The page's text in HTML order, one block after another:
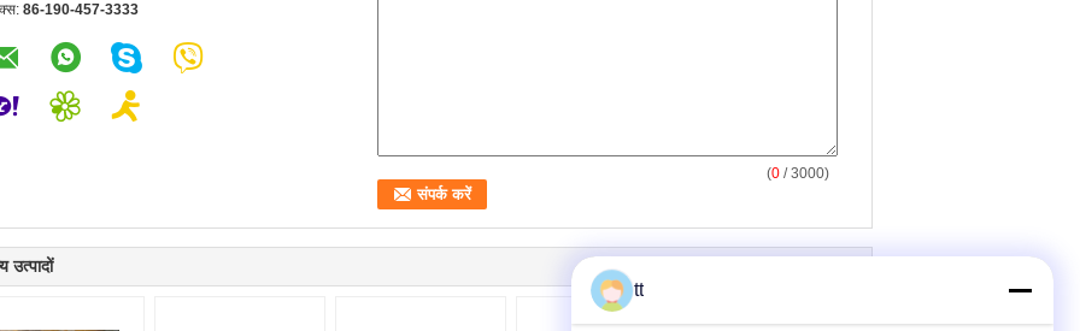
86-190-457-3333
(0 / 3000)
उत्पादों
tt